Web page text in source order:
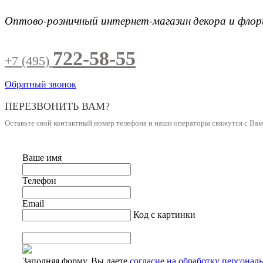
Оптово-розничный интернет-магазиндекора и
+7 (495) 722-58-55
Обратный звонок
ПЕРЕЗВОНИТЬ ВАМ?
Оставьте свой контактный номер телефона и наши операторы свяжутся с
Ваше имя
Телефон
Email
Код с картинки
Заполняя форму, Вы даете согласие на обработку